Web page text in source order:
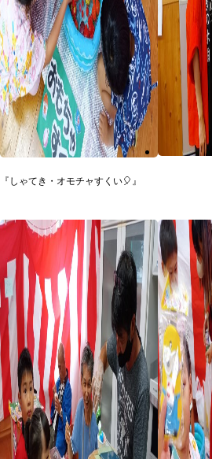
『しゃてき・オモチャすくい🎈』